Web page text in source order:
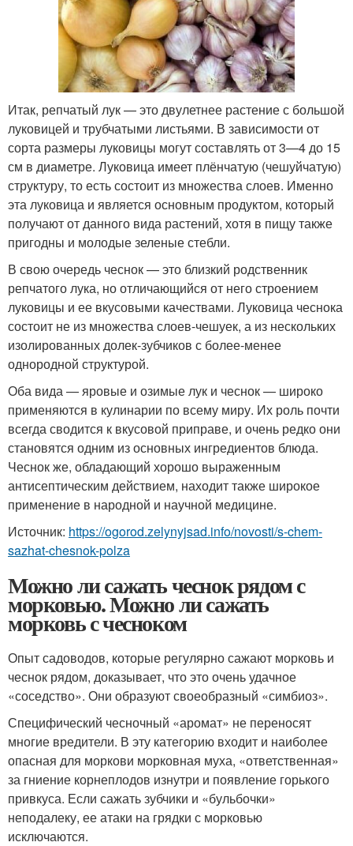
Итак, репчатый лук — это двулетнее растение с большой
луковицей и трубчатыми листьями. В зависимости от
сорта размеры луковицы могут составлять от 3—4 до 15
см в диаметре. Луковица имеет плёнчатую (чешуйчатую)
структуру, то есть состоит из множества слоев. Именно
эта луковица и является основным продуктом, который
получают от данного вида растений, хотя в пищу также
пригодны и молодые зеленые стебли.
В свою очередь чеснок — это близкий родственник
репчатого лука, но отличающийся от него строением
луковицы и ее вкусовыми качествами. Луковица чеснока
состоит не из множества слоев-чешуек, а из нескольких
изолированных долек-зубчиков с более-менее
однородной структурой.
Оба вида — яровые и озимые лук и чеснок — широко
применяются в кулинарии по всему миру. Их роль почти
всегда сводится к вкусовой приправе, и очень редко они
становятся одним из основных ингредиентов блюда.
Чеснок же, обладающий хорошо выраженным
антисептическим действием, находит также широкое
применение в народной и научной медицине.
Источник: https://ogorod.zelynyjsad.info/novosti/s-chem-
sazhat-chesnok-polza
Можно ли сажать чеснок рядом с
морковью. Можно ли сажать
морковь с чесноком
Опыт садоводов, которые регулярно сажают морковь и
чеснок рядом, доказывает, что это очень удачное
«соседство». Они образуют своеобразный «симбиоз».
Специфический чесночный «аромат» не переносят
многие вредители. В эту категорию входит и наиболее
опасная для моркови морковная муха, «ответственная»
за гниение корнеплодов изнутри и появление горького
привкуса. Если сажать зубчики и «бульбочки»
неподалеку, ее атаки на грядки с морковью
исключаются.